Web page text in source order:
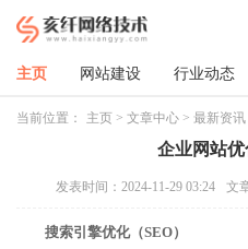
主页 网站建设 行业动态
当前位置： 主页 > 文章中心 > 最新资讯
企业网站
发表时间：2024-11-29 03:24 文
搜索引擎优化（SEO）